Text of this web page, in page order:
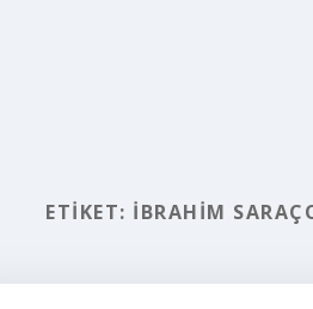
ETIKET: İBRAHIM